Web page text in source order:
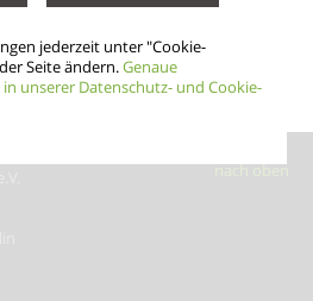
jederzeit unter "Cookie-
Seite ändern.Genaue
unserer Datenschutz- und Cookie-